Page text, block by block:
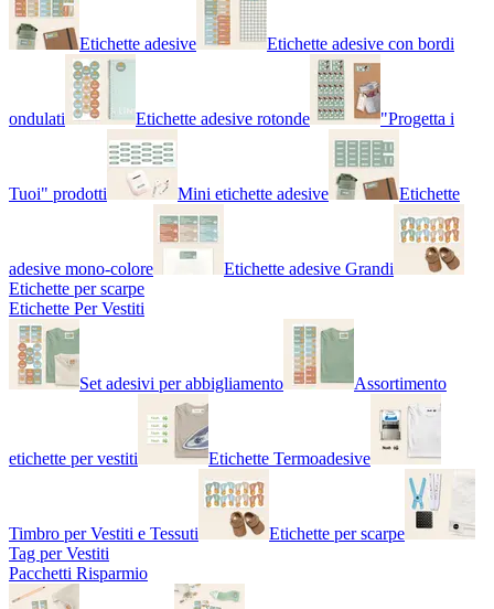
Etichette adesive Etichette adesive con bordi
ondulati Etichette adesive rotonde "Progetta i
Tuoi" prodotti Mini etichette adesive Etichette
adesive mono-colore
Etichette adesive Grandi
Etichette per scarpe
Etichette Per Vestiti
Set adesivi per abbigliamento Assortimento
etichette per vestiti Etichette Termoadesive
Timbro per Vestiti e Tessuti
Etichette per scarpe
Tag per Vestiti
Pacchetti Risparmio